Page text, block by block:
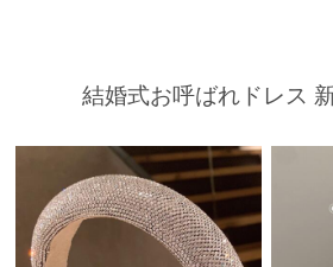
結婚式お呼ばれドレス